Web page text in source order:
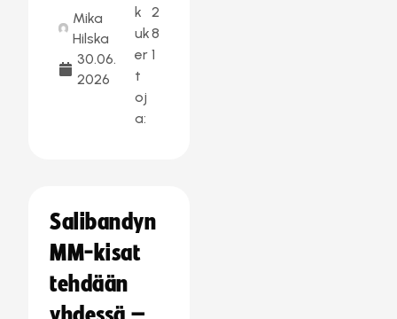
Mika
Hilska
30.06.
2026
k
uk
er
t
oj
a:
2
8
1
Salibandyn
MM-kisat
tehdään